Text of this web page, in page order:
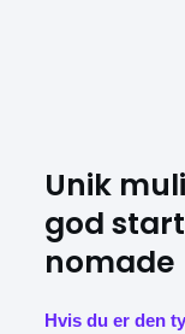
Unik
god
nomade
Hvis du er den